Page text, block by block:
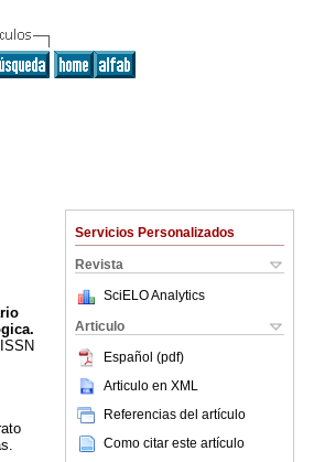
Servicios Personalizados
Revista
SciELO Analytics
Articulo
Español (pdf)
Articulo en XML
Referencias del artículo
Como citar este artículo